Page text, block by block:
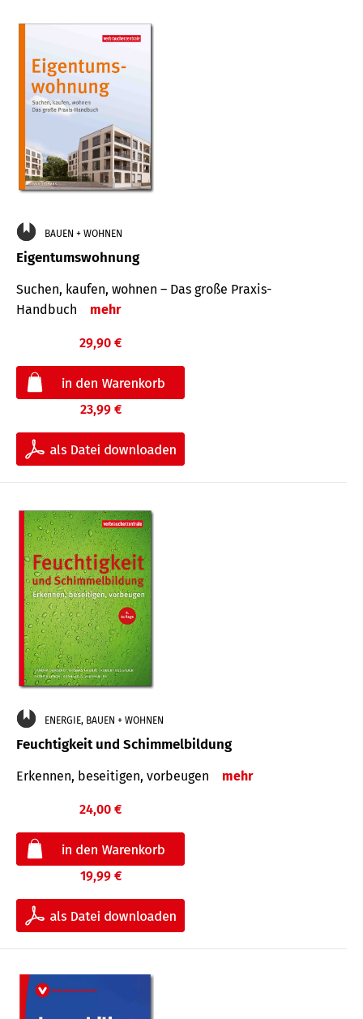
BAUEN + WOHNEN
Eigentumswohnung
Suchen, kaufen, wohnen – Das große Praxis-
Handbuch
mehr
29,90 €
23,99 €
ENERGIE, BAUEN + WOHNEN
Feuchtigkeit und Schimmelbildung
Erkennen, beseitigen, vorbeugen mehr
24,00 €
19,99 €